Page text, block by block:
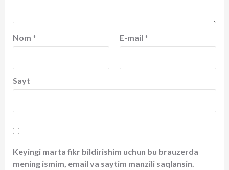
Nom * E-mail *
Sayt
Keyingi marta fikr bildirishim uchun bu brauzerda
mening ismim, email va saytim manzili saqlansin.